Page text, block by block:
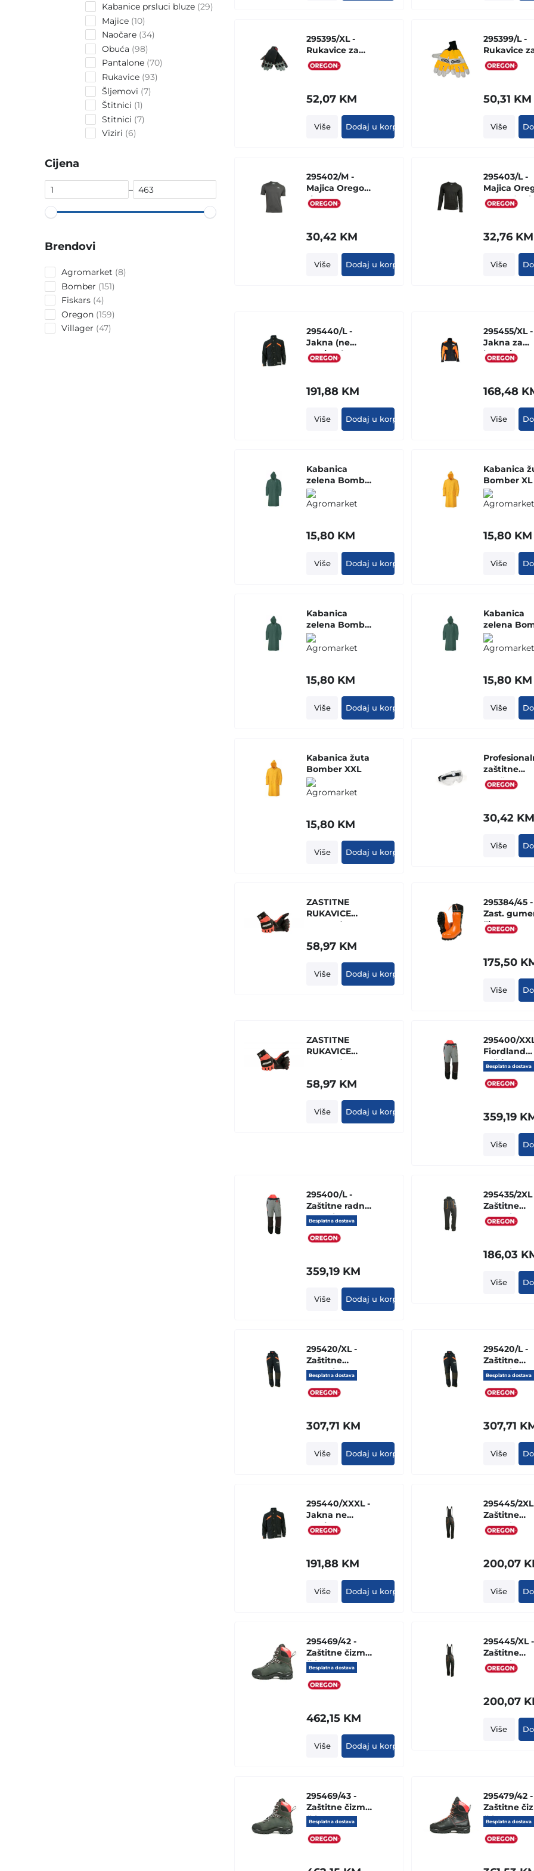
products
Kabanice prsluci bluze 2929
Majice 1010
products
Naočare 3434
Obuća 9898
products
Pantalone 7070
Rukavice 9393
Šljemovi 77
Štitnici 11
product
Stitnici 77
Viziri 66
Cijena
–
Brendovi
Agromarket 88
Bomber 151151
Fiskars 44
products
Oregon 159159
Villager 4747
295395/XL -
Rukavice za
testeru
"FIORDLAND"
52,07 KM
Više Dodaj u korpu
295399/L -
Rukavice
mot. testeru
zute
50,31 KM
Više
295402/M -
Majica Oregon
siva
30,42 KM
Više Dodaj u korpu
295403/L -
Majica
crna - dugi
rukavi
32,76 KM
Više
295440/L -
Jakna (ne
zastitna)
"WAIPOUA"
191,88 KM
Više Dodaj u korpu
295455/XL -
Jakna za
kosenje
168,48
Više
Kabanica
zelena Bomber
L
15,80 KM
Više Dodaj u korpu
Kabanica
Bomber XL
15,80 KM
Više
Kabanica
zelena Bomber
XXXL
15,80 KM
Više Dodaj u korpu
Kabanica
zelena
XXL
15,80 KM
Više
Kabanica žuta
Bomber XXL
15,80 KM
Više Dodaj u korpu
zaštitne
naočare
30,42 KM
Više
ZASTITNE
RUKAVICE
ECHO - (CLASS
58,97 KM
Više Dodaj u korpu
295384/45 -
Zast.
čizme
II"
175,50
Više
ZASTITNE
RUKAVICE
ECHO - (CLASS
58,97 KM
Više Dodaj u korpu
295400/
Fiordland
zaštitne
pantalone
Besplatna dostava
359,19
Više
295400/L -
Zaštitne radne
pantalone
FIORDLAND
Besplatna dostava
359,19 KM
Više Dodaj u korpu
295435/2XL
Zaštitne
pantalone
"YUKON"
186,03
Više
295420/XL -
Zaštitne
pantalone
"WAIPOUA"
Besplatna dostava
307,71 KM
Više Dodaj u korpu
295420/L -
Zaštitne
pantalone
WAIPOUA
Besplatna dostava
307,71
Više
295440/XXXL -
Jakna ne
zastitna
WAIPOUA
191,88 KM
Više Dodaj u korpu
295445/
Zaštitne
pantalone
tregerima
200,07
Više
295469/42 -
Zaštitne čizme
(klasa 2 -
24M/S)
Besplatna dostava
462,15 KM
Više Dodaj u korpu
295445/XL -
Zaštitne
pantalone
tregerima
200,07
Više
295469/43 -
Zaštitne čizme
(klasa 2 -
24M/S)
Besplatna dostava
295479/42 -
Zaštitne
(klasa 1 -
Besplatna dostava